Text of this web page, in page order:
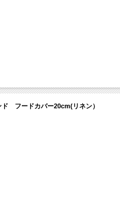
フードカバー20cm(リネン）